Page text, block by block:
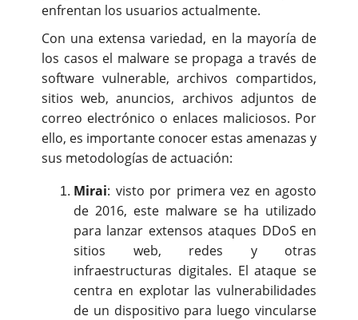
enfrentan los usuarios actualmente.
Con una extensa variedad, en la mayoría de
los casos el malware se propaga a través de
software vulnerable, archivos compartidos,
sitios web, anuncios, archivos adjuntos de
correo electrónico o enlaces maliciosos. Por
ello, es importante conocer estas amenazas y
sus metodologías de actuación:
Mirai: visto por primera vez en agosto
de 2016, este malware se ha utilizado
para lanzar extensos ataques DDoS en
sitios web, redes y otras
infraestructuras digitales. El ataque se
centra en explotar las vulnerabilidades
de un dispositivo para luego vincularse